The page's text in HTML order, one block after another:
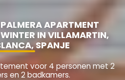
APARTMENT
IN VILLAMARTIN,
SPANJE
voor 4 personen met 2
en 2 badkamers.